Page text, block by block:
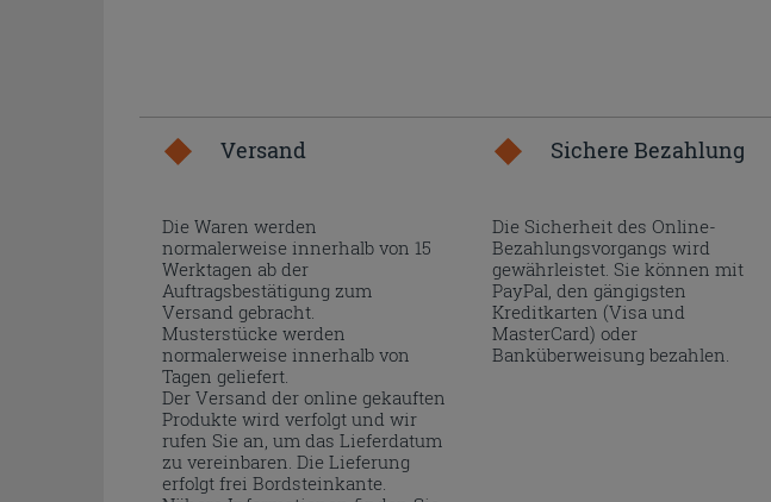
Versand
Die Waren werden
normalerweise innerhalb von 15
Werktagen ab der
Auftragsbestätigung zum
Versand gebracht.
Musterstücke werden
normalerweise innerhalb von
Tagen geliefert.
Der Versand der online gekauften
Produkte wird verfolgt und wir
rufen Sie an, um das Lieferdatum
zu vereinbaren. Die Lieferung
erfolgt frei Bordsteinkante.
Sichere Bezahlung
Die Sicherheit des Online-
Bezahlungsvorgangs wird
gewährleistet. Sie können mit
PayPal, den gängigsten
Kreditkarten (Visa und
MasterCard) oder
Banküberweisung bezahlen.